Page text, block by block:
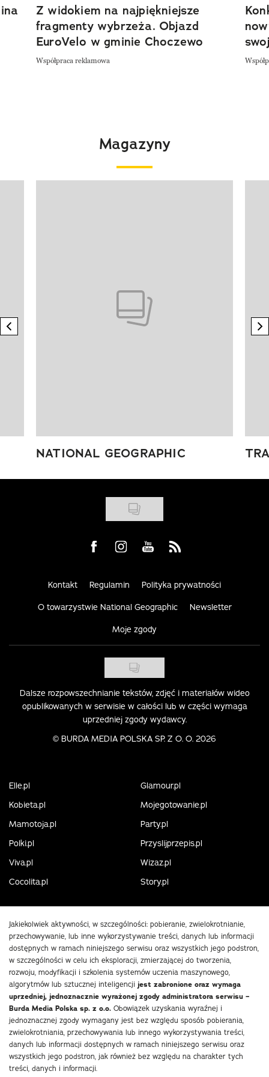
Z widokiem na najpiękniejsze
fragmenty wybrzeża. Objazd
EuroVelo w gminie Choczewo
Współpraca reklamowa
Magazyny
previous element
NATIONAL GEOGRAPHIC
Visit us on Facebook
Visit us on Instagram
Visit us on Youtube
Visit us on Rss
Kontakt Regulamin Polityka prywatności
O towarzystwie National Geographic Newsletter
Moje zgody
Dalsze rozpowszechnianie tekstów, zdjęć i materiałów wideo
opublikowanych w serwisie w całości lub w części wymaga
uprzedniej zgody wydawcy.
© BURDA MEDIA POLSKA SP. Z O. O. 2026
Elle.pl
Glamour.pl
Kobieta.pl
Mojegotowanie.pl
Mamotoja.pl
Party.pl
Polki.pl
Przyslijprzepis.pl
Viva.pl
Wizaz.pl
Cocolita.pl
Story.pl
Jakiekolwiek aktywności, w szczególności: pobieranie, zwielokrotnianie,
przechowywanie, lub inne wykorzystywanie treści, danych lub informacji
dostępnych w ramach niniejszego serwisu oraz wszystkich jego podstron,
w szczególności w celu ich eksploracji, zmierzającej do tworzenia,
rozwoju, modyfikacji i szkolenia systemów uczenia maszynowego,
algorytmów lub sztucznej inteligencji jest zabronione oraz wymaga
uprzedniej, jednoznacznie wyrażonej zgody administratora serwisu –
Burda Media Polska sp. z o.o. Obowiązek uzyskania wyraźnej i
jednoznacznej zgody wymagany jest bez względu sposób pobierania,
zwielokrotniania, przechowywania lub innego wykorzystywania treści,
danych lub informacji dostępnych w ramach niniejszego serwisu oraz
wszystkich jego podstron, jak również bez względu na charakter tych
treści, danych i informacji.